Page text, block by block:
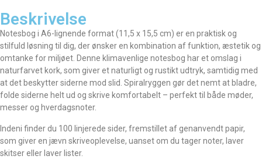
Beskrivelse
Notesbog i A6-lignende format (11,5 x 15,5 cm) er en praktisk og
stilfuld løsning til dig, der ønsker en kombination af funktion, æstetik og
omtanke for miljøet. Denne klimavenlige notesbog har et omslag i
naturfarvet kork, som giver et naturligt og rustikt udtryk, samtidig med
at det beskytter siderne mod slid. Spiralryggen gør det nemt at bladre,
folde siderne helt ud og skrive komfortabelt – perfekt til både møder,
messer og hverdagsnoter.
Indeni finder du 100 linjerede sider, fremstillet af genanvendt papir,
som giver en jævn skriveoplevelse, uanset om du tager noter, laver
skitser eller laver lister.